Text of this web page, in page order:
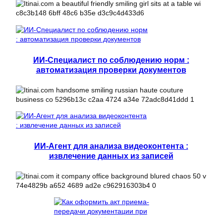
ИИ-Специалист по соблюдению норм :
автоматизация проверки документов
ИИ-Агент для анализа видеоконтента :
извлечение данных из записей